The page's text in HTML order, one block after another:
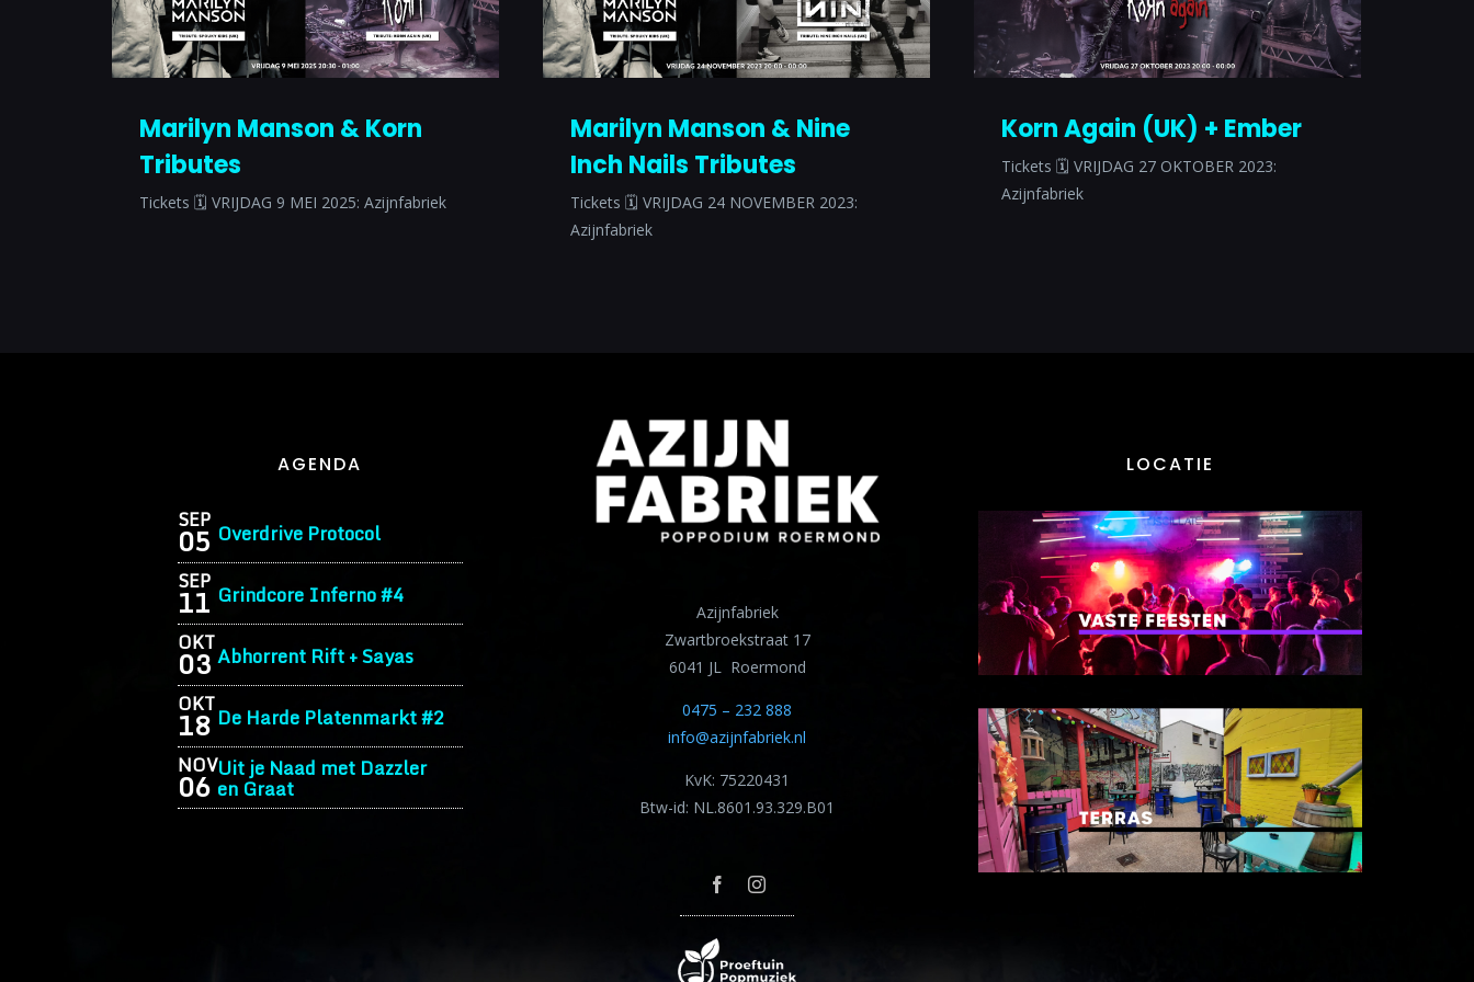
Marilyn Manson & Korn
Tributes
Tickets 🗓 VRIJDAG 9 MEI 2025: Azijnfabriek
Marilyn Manson & Nine
Inch Nails Tributes
Tickets 🗓 VRIJDAG 24 NOVEMBER 2023:
Azijnfabriek
Korn Again (UK) + Ember
Tickets 🗓 VRIJDAG 27 OKTOBER 2023:
Azijnfabriek
AGENDA
SEP
05 Overdrive Protocol
SEP
11 Grindcore Inferno #4
OKT
03 Abhorrent Rift + Sayas
OKT
18 De Harde Platenmarkt #2
NOV
06 Uit je Naad met Dazzler
en Graat
Azijnfabriek
Zwartbroekstraat 17
6041 JL Roermond
0475 – 232 888
info@azijnfabriek.nl
KvK: 75220431
Btw-id: NL.8601.93.329.B01
LOCATIE